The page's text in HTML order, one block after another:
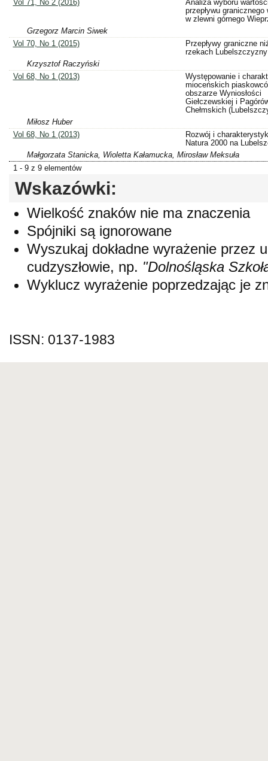
Vol 71, No 2 (2016)
Analiza wyboru
przepływu granicznego
w zlewni górnego
Grzegorz Marcin Siwek
Vol 70, No 1 (2015)
Przepływy graniczne
rzekach Lubelszczyzny
Krzysztof Raczyński
Vol 68, No 1 (2013)
Występowanie i
mioceńskich
obszarze Wyniosłości
Giełczewskiej i
Chełmskich
Miłosz Huber
Vol 68, No 1 (2013)
Rozwój i
Natura 2000 na
Małgorzata Stanicka, Wioletta Kałamucka, Mirosław Meksuła
1 - 9 z 9 elementów
Wskazówki:
Wielkość znaków nie ma znaczenia
Spójniki są ignorowane
Wyszukaj dokładne wyrażenie przez
cudzyszłowie, np. "Dolnośląska
Wyklucz wyrażenie poprzedzając je
ISSN: 0137-1983